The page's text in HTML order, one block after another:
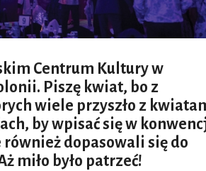
Centrum Kultury w
Piszę kwiat, bo z
wiele przyszło z
by wpisać się w
dopasowali się do
miło było patrzeć!